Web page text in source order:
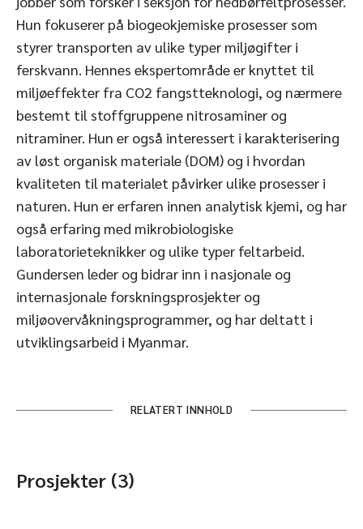
Hun fokuserer på biogeokjemiske prosesser som
styrer transporten av ulike typer miljøgifter i
ferskvann. Hennes ekspertområde er knyttet til
miljøeffekter fra CO2 fangstteknologi, og nærmere
bestemt til stoffgruppene nitrosaminer og
nitraminer. Hun er også interessert i karakterisering
av løst organisk materiale (DOM) og i hvordan
kvaliteten til materialet påvirker ulike prosesser i
naturen. Hun er erfaren innen analytisk kjemi, og har
også erfaring med mikrobiologiske
laboratorieteknikker og ulike typer feltarbeid.
Gundersen leder og bidrar inn i nasjonale og
internasjonale forskningsprosjekter og
miljøovervåkningsprogrammer, og har deltatt i
utviklingsarbeid i Myanmar.
RELATERT INNHOLD
Prosjekter (3)